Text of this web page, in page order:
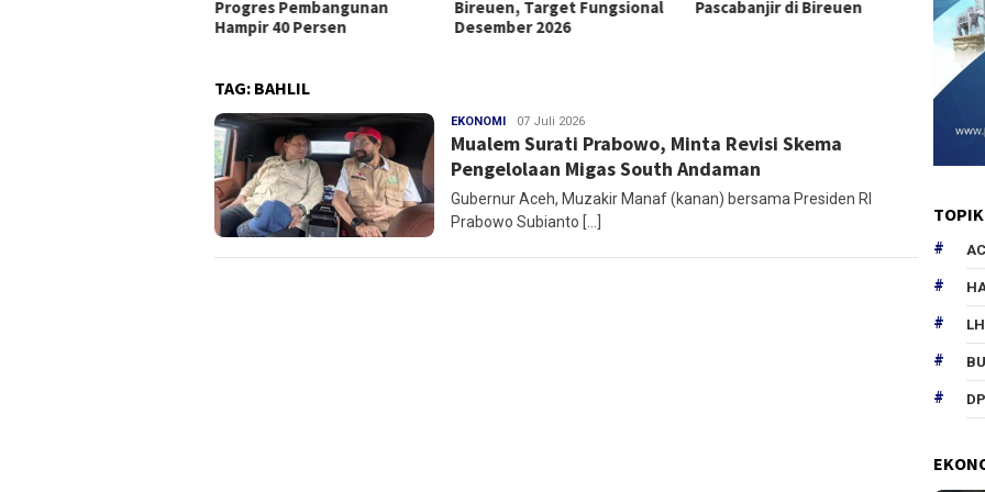
Progres Pembangunan
Hampir 40 Persen
Bireuen, Target Fungsional
Desember 2026
Pascabanjir di Bireuen
TAG: BAHLIL
EKONOMI Ozi
KTB
07 Juli 2026
Mualem Surati Prabowo, Minta Revisi Skema
Pengelolaan Migas South Andaman
Gubernur Aceh, Muzakir Manaf (kanan) bersama Presiden RI
Prabowo Subianto […]